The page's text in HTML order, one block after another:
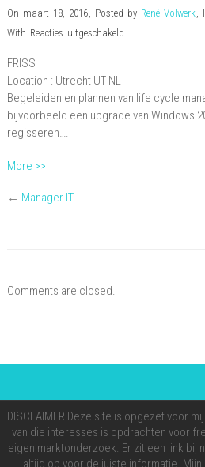
On maart 18, 2016, Posted by René Volwerk,
With Reacties uitgeschakeldvoor
Manager
FRISS
Location : Utrecht UT NL
Begeleiden en plannen van life cycle
bijvoorbeeld een upgrade van Windows
regisseren….
More >>
← Manager IT
Comments are closed.
DISCLAIMER Deze site is opgezet voor
van die interesses is opdrachten voor
eigen marktonderzoek. Er zit een link bij
altijd op voor de juiste informatie.